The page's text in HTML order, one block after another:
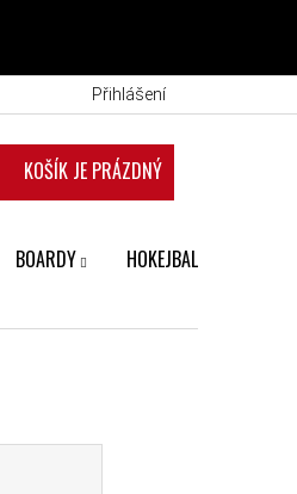
Přihlášení
NÁKUPNÍ KOŠÍK
BOARDY HOKEJBAL